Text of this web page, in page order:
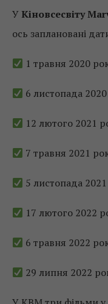
У Кіновсесвіту
ось заплановані
1 травня 2020
6 листопада
12 лютого 2021
7 травня 2021
5 листопада
17 лютого 2022
6 травня 2022
29 липня 2022